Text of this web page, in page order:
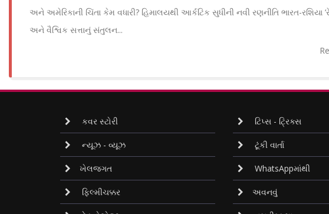
અને અમેરિકાની ચિંતા કેમ વધારી? હિમાલયથી આર્કટિક સુધીની નવી રણનીતિ ભારત-રશિયા
અને વૈશ્વિક સત્તાનું સંતુલન...
કવર સ્ટોરી
ન્યૂઝ - વ્યૂઝ
ખેલજગત
ફિલ્મીચક્કર
ટિપ્સ - ટ્રિક્સ
ટૂંકી વાર્તા
WhatsAppમાંથી
અવનવું